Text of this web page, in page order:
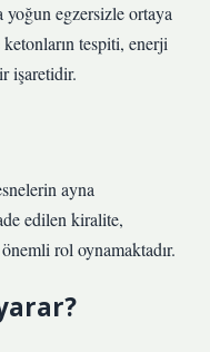
egzersizle ortaya
tespiti, enerji
işaretidir.
ayna
edilen kiralite,
rol oynamaktadır.